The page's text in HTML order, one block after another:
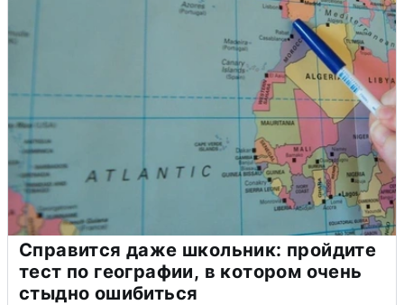
Справится даже школьник: пройдите
тест по географии, в котором очень
стыдно ошибиться